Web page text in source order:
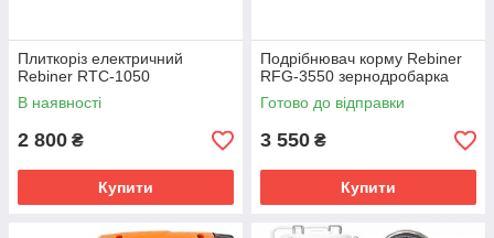
Плиткоріз електричний
Rebiner RTC-1050
В наявності
2 800 ₴
Купити
Подрібнювач корму Rebiner
RFG-3550 зернодробарка
Готово до відправки
3 550 ₴
Купити